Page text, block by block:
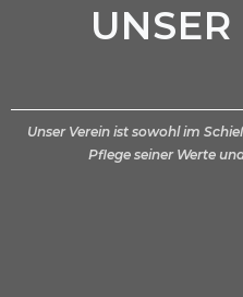
Unser Verein ist sowohl im
Pflege seiner Werte